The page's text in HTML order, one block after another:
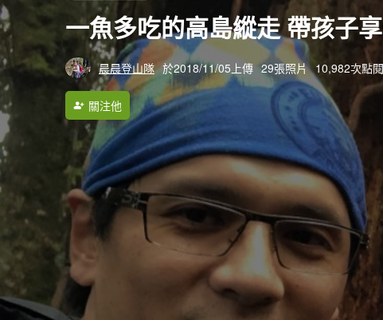
一魚多吃的高島縱走 帶孩子
晨晨登山隊 於2018/11/05上傳 29張照片 10,982次點閱
關注他